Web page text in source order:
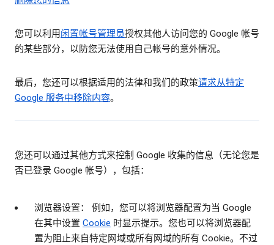
您可以利用闲置帐号管理员授权其他人访问您的 Google 帐号
的某些部分，以防您无法使用自己帐号的意外情况。
最后，您还可以根据适用的法律和我们的政策请求从特定
Google 服务中移除内容。
您还可以通过其他方式来控制 Google 收集的信息（无论您是
否已登录 Google 帐号），包括：
浏览器设置： 例如，您可以将浏览器配置为当 Google
在其中设置 Cookie 时显示提示。您也可以将浏览器配
置为阻止来自特定网域或所有网域的所有 Cookie。不过